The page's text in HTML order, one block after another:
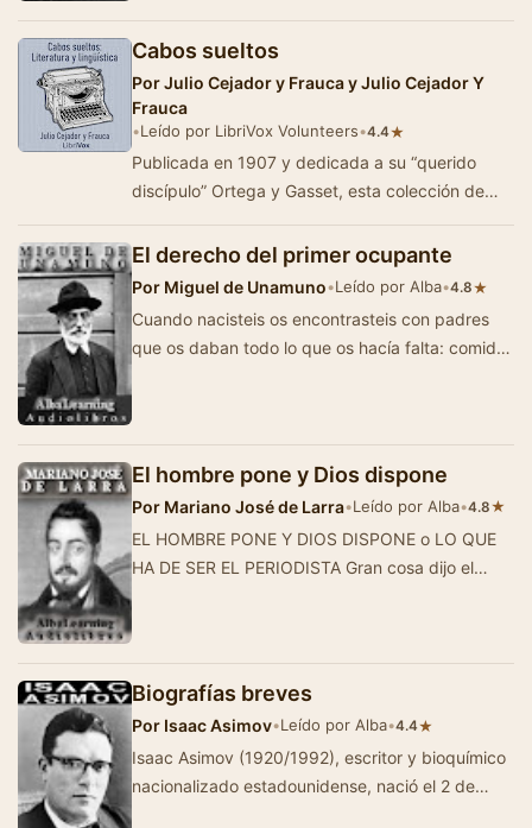
Cabos sueltos
PorJulio Cejador y Frauca y Julio Cejador Y
Frauca
•Leído por LibriVox Volunteers•4.4★
Publicada en 1907 y dedicada a su “querido
discípulo” Ortega y Gasset, esta colección de
El derecho del primer ocupante
Por Miguel de Unamuno•Leído por Alba•4.8★
Cuando nacisteis os encontrasteis con padres
que os daban todo lo que os hacía falta: comida,
El hombre pone y Dios dispone
Por Mariano José de Larra•Leído por Alba•4.8★
EL HOMBRE PONE Y DIOS DISPONE o LO QUE
HA DE SER EL PERIODISTA Gran cosa dijo el
Biografías breves
Por Isaac Asimov•Leído por Alba•4.4★
Isaac Asimov (1920/1992), escritor y bioquímico
nacionalizado estadounidense, nació el 2 de